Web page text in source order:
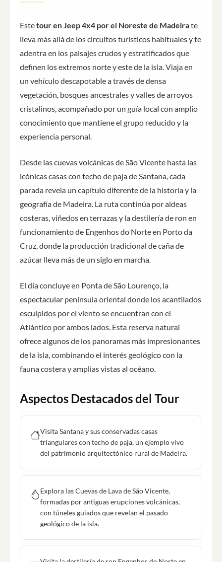
Estetour en Jeep 4x4 por el Noreste de Madeirate
lleva más allá de los circuitos turísticos habituales y te
adentra en los paisajes crudos y estratificados que
definen los extremos norte y este de la isla. Viaja en
un vehículo descapotable a través de densa
vegetación, bosques ancestrales y valles de arroyos
cristalinos, acompañado por un guía local con amplio
conocimiento que mantiene el grupo reducido y la
experiencia personal.
Desde las cuevas volcánicas de São Vicente hasta las
icónicas casas con techo de paja de Santana, cada
parada revela un capítulo diferente de la historia y la
geografía de Madeira. La ruta continúa por aldeas
costeras, viñedos en terrazas y la destilería de ron en
funcionamiento de Engenhos do Norte en Porto da
Cruz, donde la producción tradicional de caña de
azúcar lleva más de un siglo en marcha.
El día concluye en Ponta de São Lourenço, la
espectacular península oriental donde los acantilados
esculpidos por el viento se encuentran con el
Atlántico por ambos lados. Esta reserva natural
ofrece algunos de los panoramas más impresionantes
de la isla, combinando el interés geológico con la
fauna costera y amplias vistas al océano.
Aspectos Destacados del Tour
Visita Santana y sus conservadas casas
triangulares con techo de paja, un ejemplo vivo
del patrimonio arquitectónico rural de Madeira.
Explora las Cuevas de Lava de São Vicente,
formadas por antiguas erupciones volcánicas,
con túneles guiados que revelan el pasado
geológico de la isla.